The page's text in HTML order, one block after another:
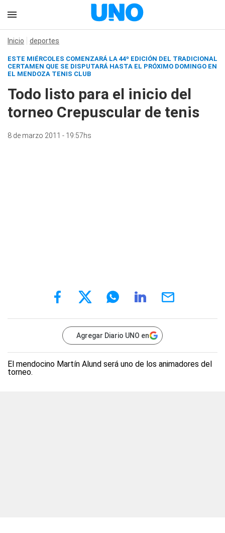
Inicio deportes
ESTE MIÉRCOLES COMENZARÁ LA 44º EDICIÓN DEL TRADICIONAL
CERTAMEN QUE SE DISPUTARÁ HASTA EL PRÓXIMO DOMINGO EN
EL MENDOZA TENIS CLUB
Todo listo para el inicio del
torneo Crepuscular de tenis
8 de marzo 2011 - 19:57hs
Agregar Diario UNO en
El mendocino Martín Alund será uno de los animadores del
torneo.